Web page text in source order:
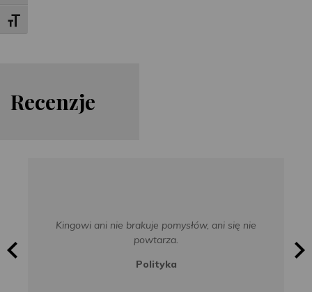
Toggle Font size
Recenzje
Kingowi ani nie brakuje pomysłów, ani się nie
powtarza.
Polityka